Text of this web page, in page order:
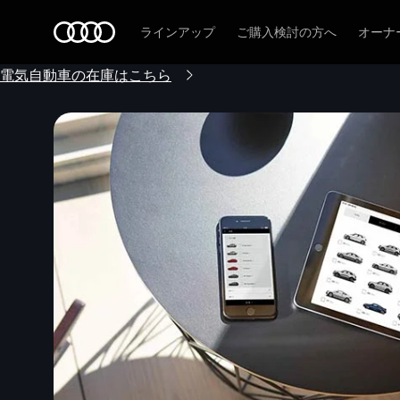
ラインアップ ご購入検討の方へ オーナ
電気自動車の在庫はこちら